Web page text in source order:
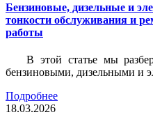
Бензиновые, дизельные и
тонкости обслуживания и
работы
В этой статье мы
бензиновыми, дизельными и
Подробнее
18.03.2026